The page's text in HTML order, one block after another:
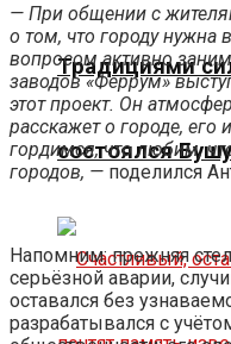
Традициями
состоялся
— При общении с
о том, что городу нужна
вопросом активно
заводов «Феррум»
этот проект. Он
расскажет о городе,
гордимся, что любим,
городов, — поделился
Напомним: прежняя
серьёзной аварии,
оставался без
разрабатывался с